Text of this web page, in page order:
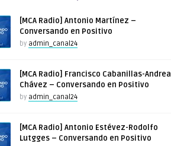
[MCA Radio] Antonio Martínez –
Conversando en Positivo
by admin_canal24
[MCA Radio] Francisco Cabanillas-Andrea
Chávez – Conversando en Positivo
by admin_canal24
[MCA Radio] Antonio Estévez-Rodolfo
Lutgges – Conversando en Positivo